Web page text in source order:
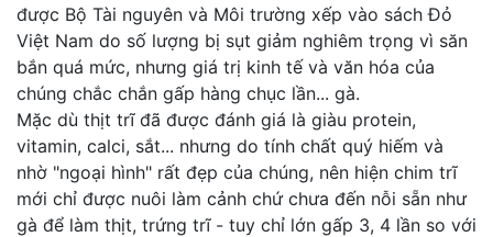
được Bộ Tài nguyên và Môi trường xếp vào sách Đỏ
Việt Nam do số lượng bị sụt giảm nghiêm trọng vì săn
bắn quá mức, nhưng giá trị kinh tế và văn hóa của
chúng chắc chắn gấp hàng chục lần... gà.
Mặc dù thịt trĩ đã được đánh giá là giàu protein,
vitamin, calci, sắt... nhưng do tính chất quý hiếm và
nhờ "ngoại hình" rất đẹp của chúng, nên hiện chim trĩ
mới chỉ được nuôi làm cảnh chứ chưa đến nỗi sẵn như
gà để làm thịt, trứng trĩ - tuy chỉ lớn gấp 3, 4 lần so với